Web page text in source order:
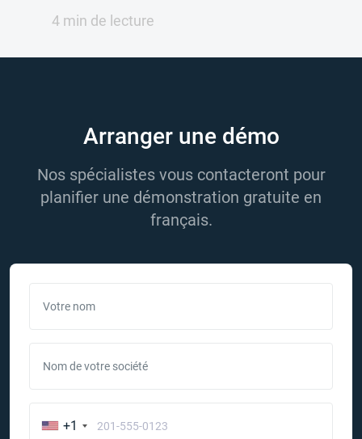
4 min de lecture
Arranger une démo
Nos spécialistes vous contacteront pour
planifier une démonstration gratuite en
français.
Votre nom
Nom de votre société
+1